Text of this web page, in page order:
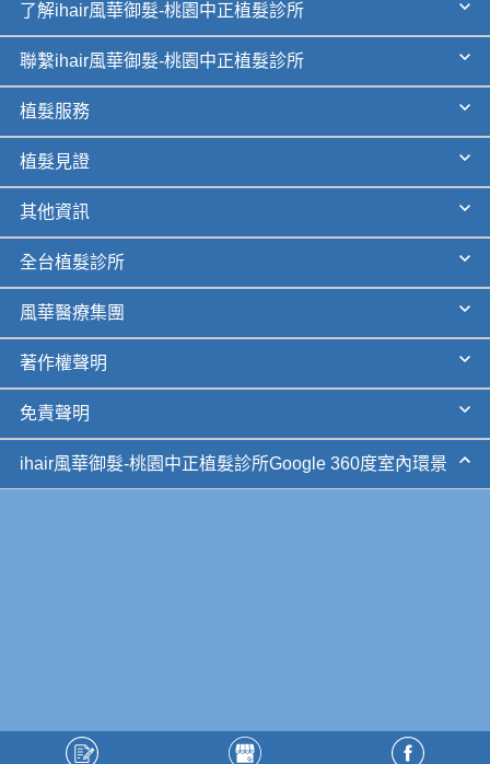
了解ihair風華御髮-桃園中正植髮診所
聯繫ihair風華御髮-桃園中正植髮診所
植髮服務
植髮見證
其他資訊
全台植髮診所
風華醫療集團
著作權聲明
免責聲明
ihair風華御髮-桃園中正植髮診所Google 360度室內環景